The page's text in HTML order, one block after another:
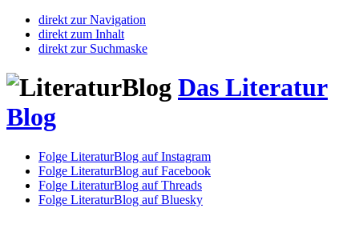
direkt zur Navigation
direkt zum Inhalt
direkt zur Suchmaske
Das Literatur
Blog
Folge LiteraturBlog auf Instagram
Folge LiteraturBlog auf Facebook
Folge LiteraturBlog auf Threads
Folge LiteraturBlog auf Bluesky